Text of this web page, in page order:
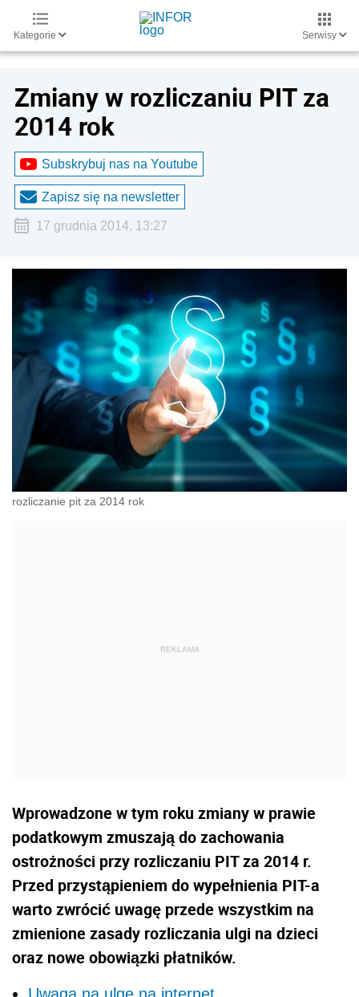
Kategorie Serwisy
Zmiany w rozliczaniu PIT za
2014 rok
Subskrybuj nas na Youtube
Zapisz się na newsletter
17 grudnia 2014, 13:27
rozliczanie pit za 2014 rok
Wprowadzone w tym roku zmiany w prawie
podatkowym zmuszają do zachowania
ostrożności przy rozliczaniu PIT za 2014 r.
Przed przystąpieniem do wypełnienia PIT-a
warto zwrócić uwagę przede wszystkim na
zmienione zasady rozliczania ulgi na dzieci
oraz nowe obowiązki płatników.